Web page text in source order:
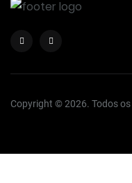
Copyright © 2026. Todos